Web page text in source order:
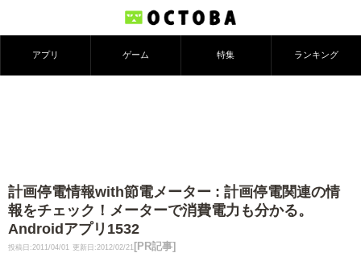
アプリ ゲーム 特集 ランキング
計画停電情報with節電メーター : 計画停電関連の情
報をチェック！メーターで消費電力も分かる。
Androidアプリ1532
投稿日:2011/04/01 更新日:2012/02/21 [PR記事]